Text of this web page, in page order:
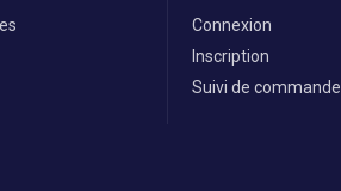
Connexion
Inscription
Suivi de commande